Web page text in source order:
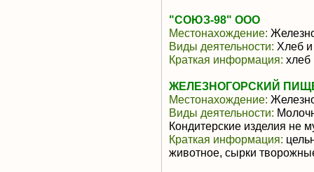
"СОЮЗ-98" ООО
Местонахождение:
Виды деятельности: Хлеб
Краткая информация: хлеб
ЖЕЛЕЗНОГОРСКИЙ
Местонахождение:
Виды деятельности:
Кондитерские изделия не
Краткая информация:
животное, сырки